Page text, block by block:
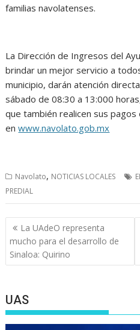
familias navolatenses.
La Dirección de Ingresos del
brindar un mejor servicio a
municipio, darán atención
sábado de 08:30 a 13:000
que también realicen sus pagos
enwww.navolato.gob.mx
Navolato, NOTICIAS LOCALES
PREDIAL
Navegación
de
entradas
La UAdeO representa
mucho para el desarrollo de
Sinaloa: Quirino
UAS